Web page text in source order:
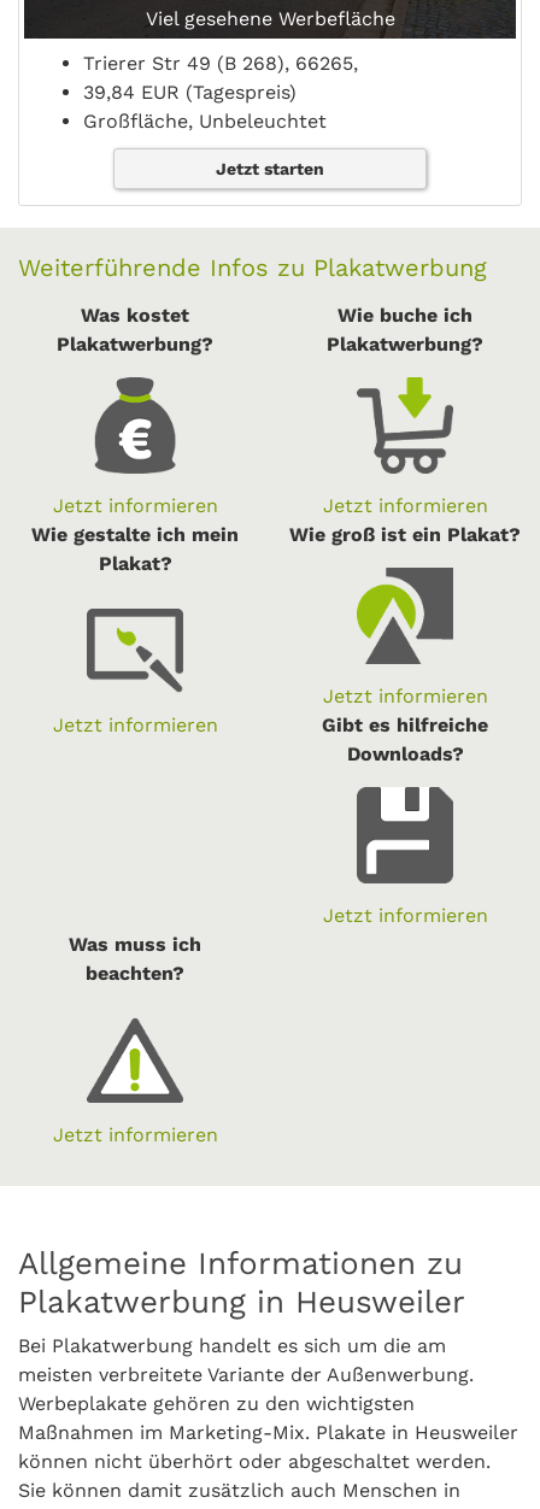
Viel gesehene Werbefläche
Trierer Str 49 (B 268), 66265,
39,84 EUR (Tagespreis)
Großfläche, Unbeleuchtet
Jetzt starten
Weiterführende Infos zu Plakatwerbung
Was kostet
Plakatwerbung?
Jetzt informieren
Wie buche ich
Plakatwerbung?
Jetzt informieren
Wie gestalte ich mein
Plakat?
Jetzt informieren
Wie groß ist ein Plakat?
Jetzt informieren
Gibt es hilfreiche
Downloads?
Jetzt informieren
Was muss ich
beachten?
Jetzt informieren
Allgemeine Informationen zu
Plakatwerbung in Heusweiler
Bei Plakatwerbung handelt es sich um die am
meisten verbreitete Variante der Außenwerbung.
Werbeplakate gehören zu den wichtigsten
Maßnahmen im Marketing-Mix. Plakate in Heusweiler
können nicht überhört oder abgeschaltet werden.
Sie können damit zusätzlich auch Menschen in